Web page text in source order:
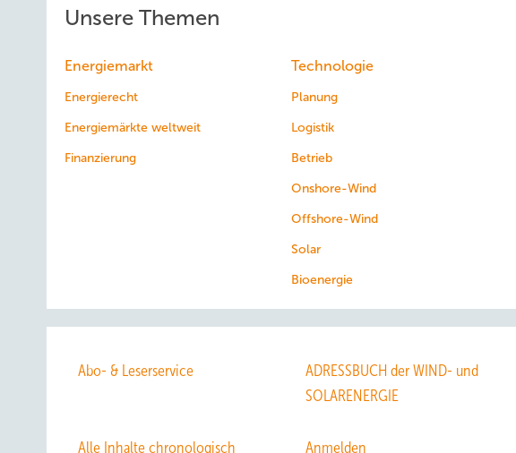
Unsere Themen
Energiemarkt
Energierecht
Energiemärkte weltweit
Finanzierung
Technologie
Planung
Logistik
Betrieb
Onshore-Wind
Offshore-Wind
Solar
Bioenergie
Abo- & Leserservice
ADRESSBUCH der WIND- und
SOLARENERGIE
Alle Inhalte chronologisch Anmelden